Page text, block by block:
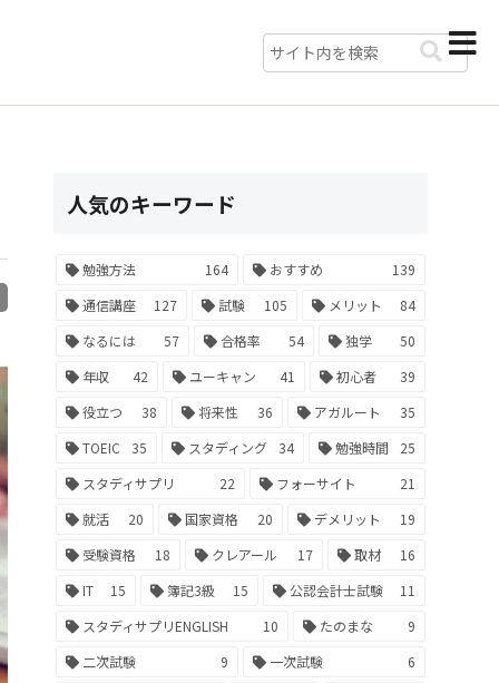
人気のキーワード
勉強方法 164 おすすめ
139
通信講座
127 試験 105 メリット
84
なるには
57 合格率 54 独学
50
年収
42 ユーキャン 41 初心者
39
役立つ
38 将来性 36 アガルート
35
TOEIC
35 スタディング 34 勉強時間
25
スタディサプリ
22 フォーサイト
21
就活
20 国家資格 20 デメリット
19
受験資格
18 クレアール 17 取材
16
IT
15 簿記3級 15 公認会計士試験
11
スタディサプリENGLISH
10 たのまな
9
二次試験
9 一次試験
6